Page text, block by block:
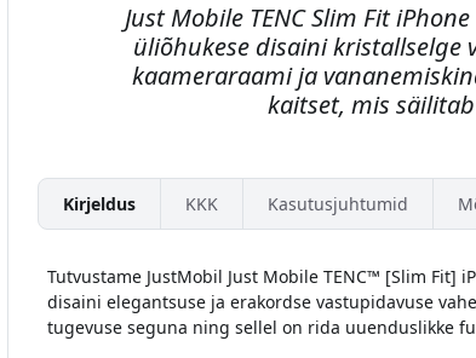
Just Mobile TENC Slim Fit
üliõhukese disaini
kaameraraami ja
kaitset, mis
Kirjeldus KKK Kasutusjuhtumid
Tutvustame JustMobil Just Mobile TENC™ [Slim Fit]
disaini elegantsuse ja erakordse vastupidavuse
tugevuse seguna ning sellel on rida uuenduslikke